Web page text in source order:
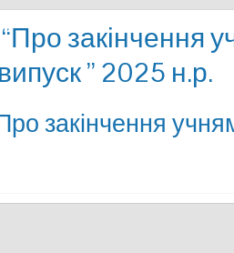
закінчення
” 2025 н.р.
закінчення